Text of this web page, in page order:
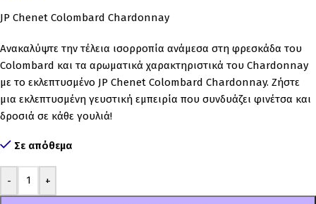
JP Chenet Colombard Chardonnay
Ανακαλύψτε την τέλεια ισορροπία ανάμεσα στη φρεσκάδα του
Colombard και τα αρωματικά χαρακτηριστικά του Chardonnay
με το εκλεπτυσμένο JP Chenet Colombard Chardonnay. Ζήστε
μια εκλεπτυσμένη γευστική εμπειρία που συνδυάζει φινέτσα και
δροσιά σε κάθε γουλιά!
Σε απόθεμα
- +